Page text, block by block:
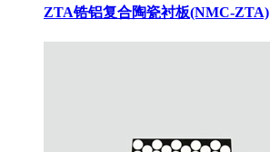
ZTA锆铝复合陶瓷衬板(NMC-ZTA)